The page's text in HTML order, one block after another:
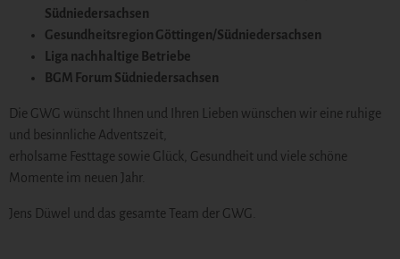
Südniedersachsen
Gesundheitsregion Göttingen/Südniedersachsen
Liga nachhaltige Betriebe
BGM Forum Südniedersachsen
Die GWG wünscht Ihnen und Ihren Lieben wünschen wir eine ruhige
und besinnliche Adventszeit,
erholsame Festtage sowie Glück, Gesundheit und viele schöne
Momente im neuen Jahr.
Jens Düwel und das gesamte Team der GWG.